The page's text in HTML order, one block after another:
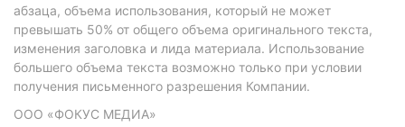
абзаца, объема использования, который не может
превышать 50% от общего объема оригинального текста,
изменения заголовка и лида материала. Использование
большего объема текста возможно только при условии
получения письменного разрешения Компании.
ООО «ФОКУС МЕДИА»